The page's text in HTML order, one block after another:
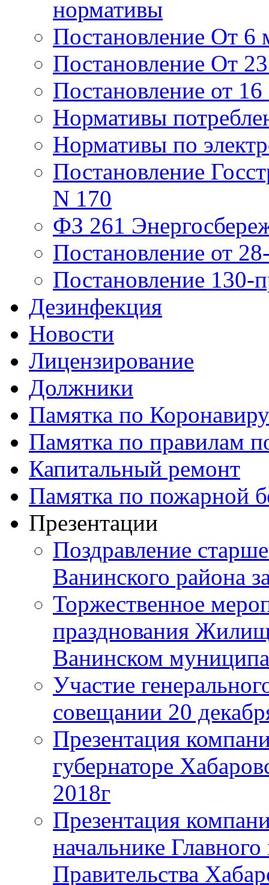
нормативы
Постановление От 6
Постановление От
Постановление от
Нормативы
Нормативы по
Постановление
N 170
ФЗ 261
Постановление от
Постановление 130-
Дезинфекция
Новости
Лицензирование
Должники
Памятка по
Памятка по правилам
Капитальный ремонт
Памятка по пожарной
Презентации
Поздравление
Ванинского района
Торжественное
празднования
Ванинском
Участие
совещании 20
Презентация
губернаторе
2018г
Презентация
начальнике
Правительства